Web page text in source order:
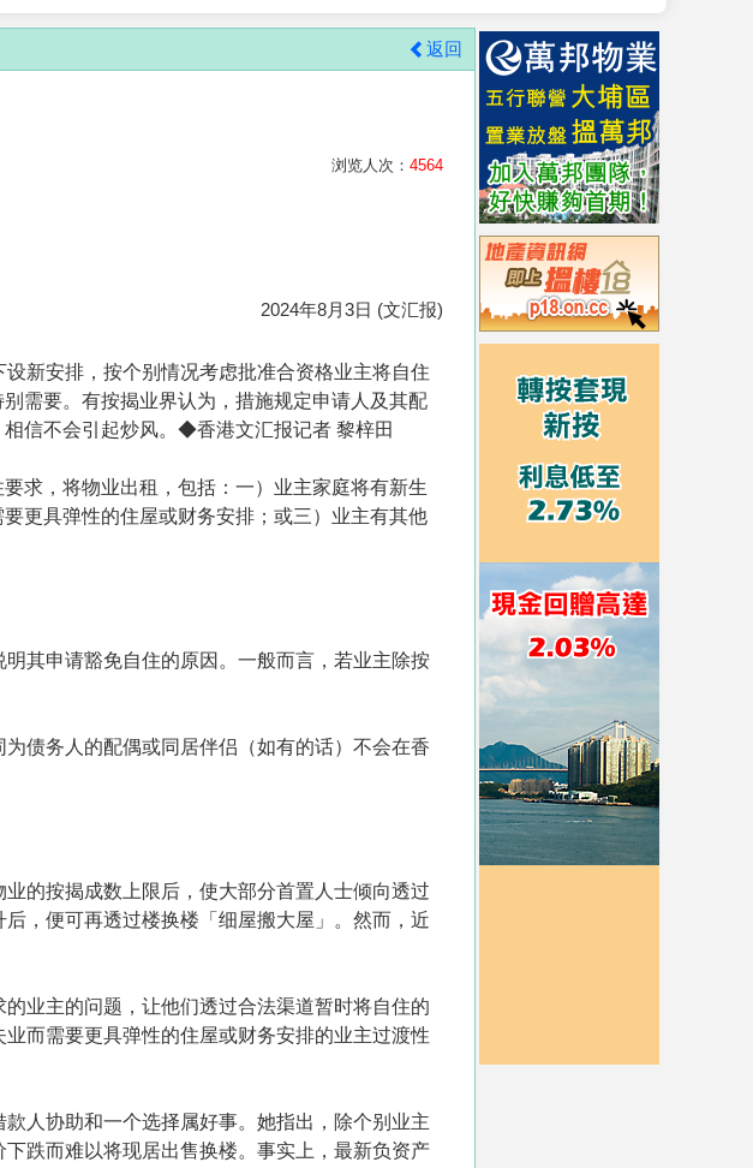
返回
浏览人次： 4564
2024年8月3日 (文汇报)
新安排，按个别情况考虑批准合资格业主将自住
需要。有按揭业界认为，措施规定申请人及其配
信不会引起炒风。◆香港文汇报记者 黎梓田
求，将物业出租，包括：一）业主家庭将有新生
更具弹性的住屋或财务安排；或三）业主有其他
其申请豁免自住的原因。一般而言，若业主除按
债务人的配偶或同居伴侣（如有的话）不会在香
的按揭成数上限后，使大部分首置人士倾向透过
，便可再透过楼换楼「细屋搬大屋」。然而，近
业主的问题，让他们透过合法渠道暂时将自住的
而需要更具弹性的住屋或财务安排的业主过渡性
人协助和一个选择属好事。她指出，除个别业主
跌而难以将现居出售换楼。事实上，最新负资产